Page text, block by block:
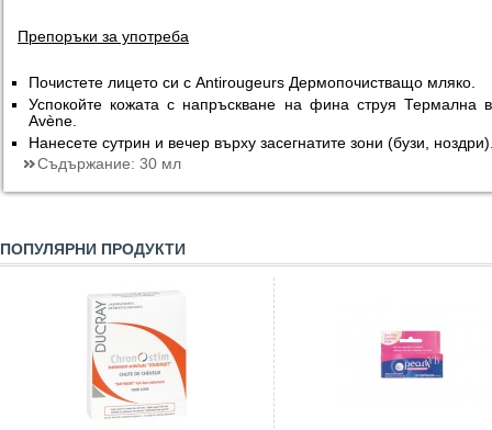
Препоръки за употреба
Почистете лицето си с Antirougeurs Дермопочистващо мляко.
Успокойте кожата с напръскване на фина струя Термална
Avène.
Нанесете сутрин и вечер върху засегнатите зони (бузи,
Съдържание: 30 мл
ПОПУЛЯРНИ ПРОДУКТИ